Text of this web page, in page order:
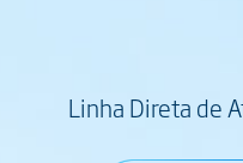
Linha Direta de